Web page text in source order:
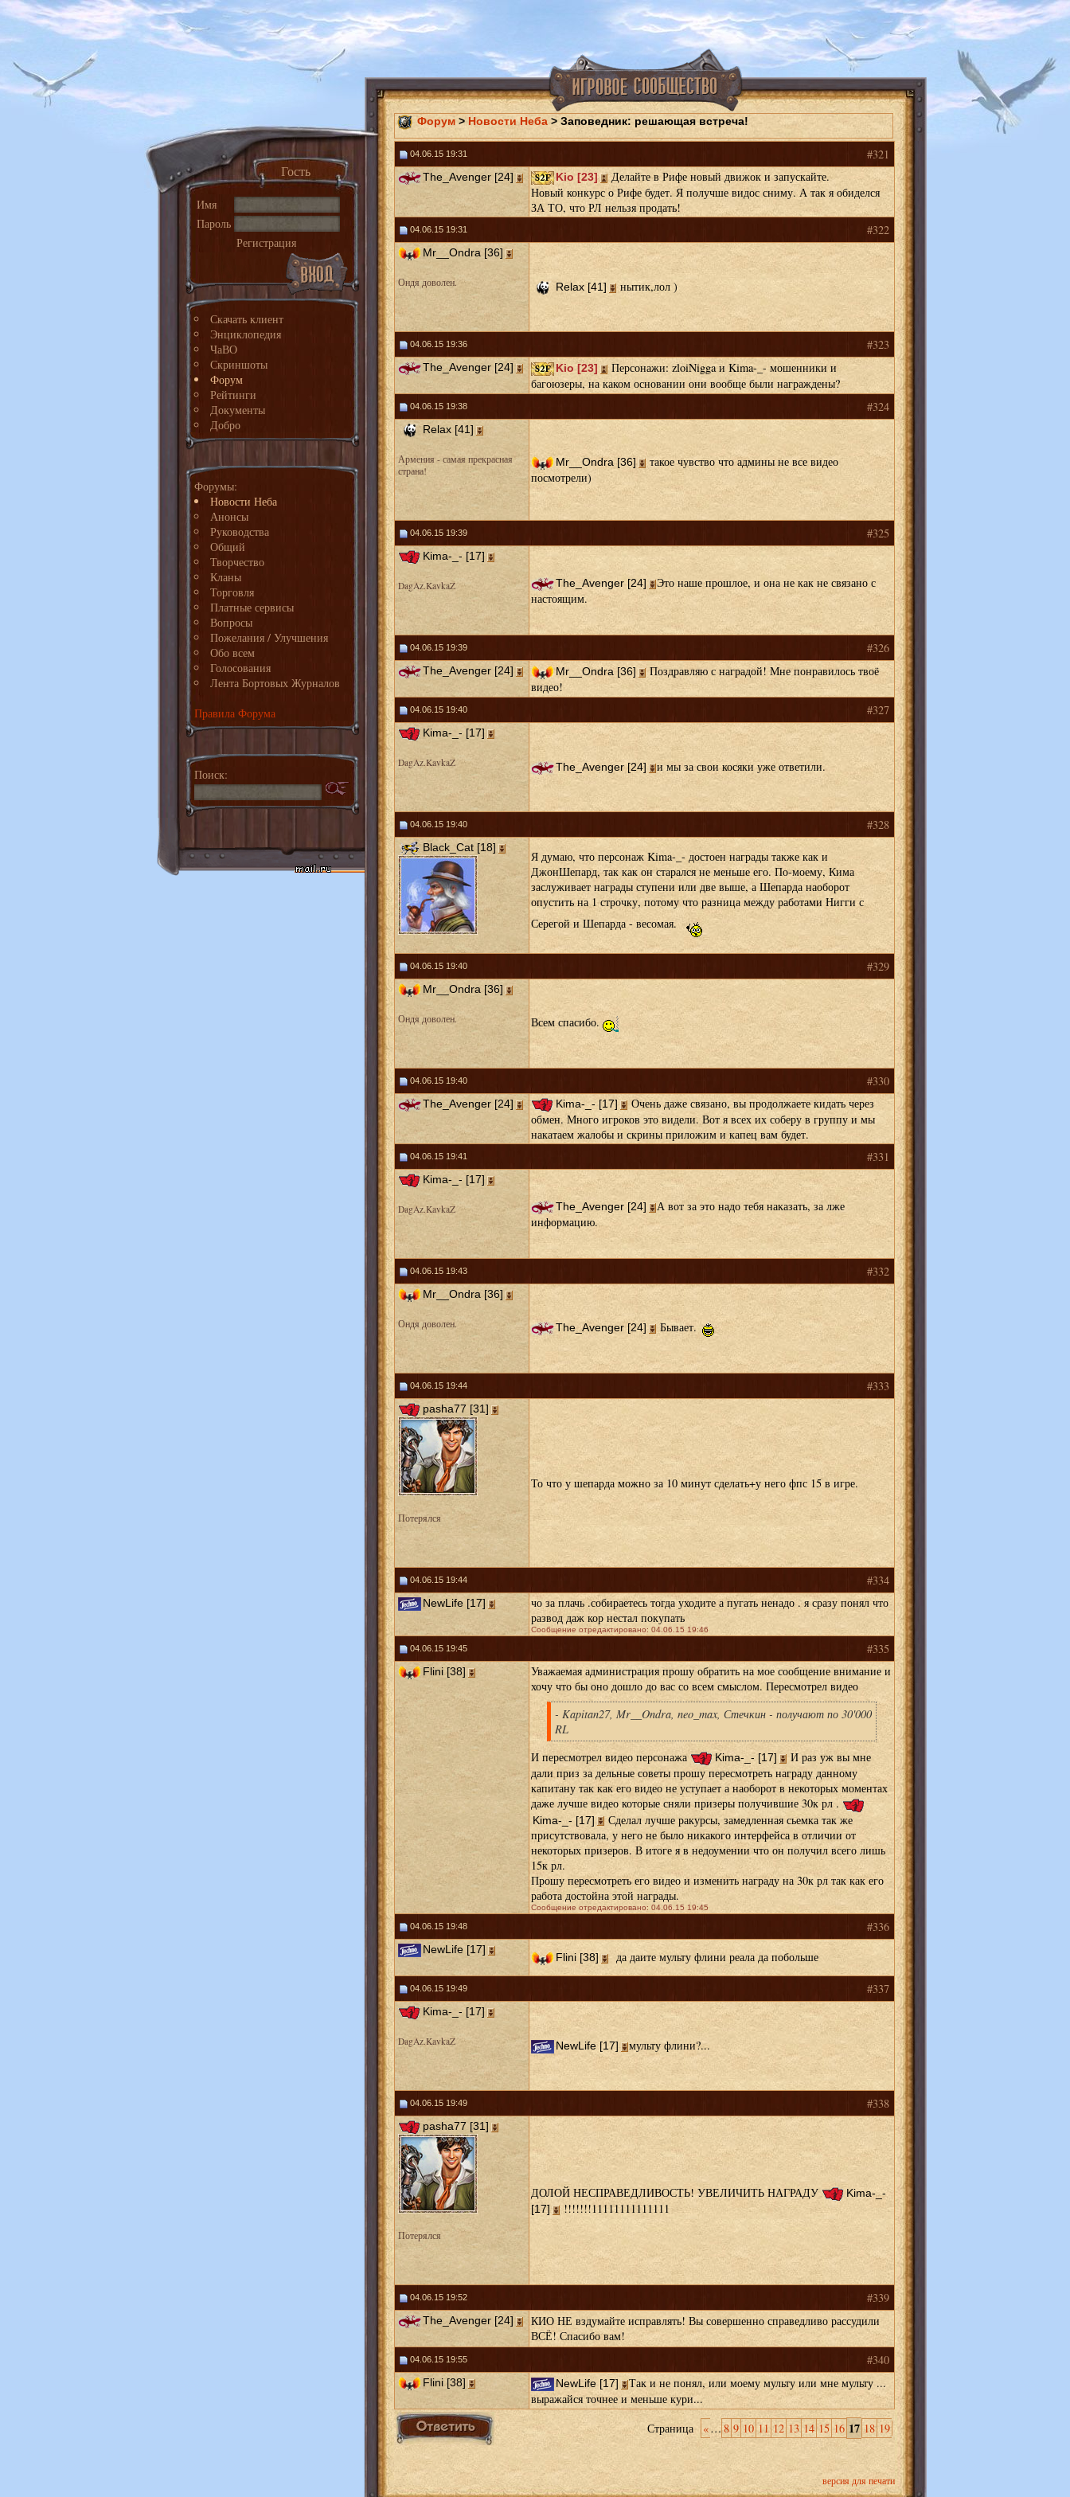
Гость
Имя
Пароль
Регистрация
Скачать клиент
Энциклопедия
ЧаВО
Скриншоты
Форум
Рейтинги
Документы
Добро
Форумы:
Новости Неба
Анонсы
Руководства
Общий
Творчество
Кланы
Торговля
Платные сервисы
Вопросы
Пожелания / Улучшения
Обо всем
Голосования
Лента Бортовых Журналов
Правила Форума
Поиск:
Форум> Новости Неба> Заповедник: решающая встреча!
04.06.15 19:31 #321
The_Avenger [24] Kio [23]
Делайте в Рифе новый движок и запускайте.
Новый конкурс о Рифе будет. Я получше видос сниму. А так я обиделся
ЗА ТО, что РЛ нельзя продать!
04.06.15 19:31 #322
Mr__Ondra [36]
Ондя доволен. Relax [41] нытик,лол )
04.06.15 19:36 #323
The_Avenger [24] Kio [23]
Персонажи: zloiNigga и Kima-_- мошенники и
багоюзеры, на каком основании они вообще были награждены?
04.06.15 19:38 #324
Relax [41]
Армения - самая прекрасная
страна!
Mr__Ondra [36]
такое чувство что админы не все видео
посмотрели)
04.06.15 19:39 #325
Kima-_- [17]
DagAz.KavkaZ The_Avenger [24]
Это наше прошлое, и она не как не связано с
настоящим.
04.06.15 19:39 #326
The_Avenger [24] Mr__Ondra [36]
Поздравляю с наградой! Мне понравилось твоё
видео!
04.06.15 19:40 #327
Kima-_- [17]
DagAz.KavkaZ The_Avenger [24] и мы за свои косяки уже ответили.
04.06.15 19:40 #328
Black_Cat [18]
Я думаю, что персонаж Kima-_- достоен награды также как и
ДжонШепард, так как он старался не меньше его. По-моему, Кима
заслуживает награды ступени или две выше, а Шепарда наоборот
опустить на 1 строчку, потому что разница между работами Нигги с
Серегой и Шепарда - весомая.
04.06.15 19:40 #329
Mr__Ondra [36]
Ондя доволен. Всем спасибо.
04.06.15 19:40 #330
The_Avenger [24] Kima-_- [17]
Очень даже связано, вы продолжаете кидать через
обмен. Много игроков это видели. Вот я всех их соберу в группу и мы
накатаем жалобы и скрины приложим и капец вам будет.
04.06.15 19:41 #331
Kima-_- [17]
DagAz.KavkaZ The_Avenger [24]
А вот за это надо тебя наказать, за лже
информацию.
04.06.15 19:43 #332
Mr__Ondra [36]
Ондя доволен. The_Avenger [24] Бывает.
04.06.15 19:44 #333
pasha77 [31]
Потерялся
То что у шепарда можно за 10 минут сделать+у него фпс 15 в игре.
04.06.15 19:44 #334
NewLife [17]
чо за плачь .собираетесь тогда уходите а пугать ненадо . я сразу понял что
развод даж кор нестал покупать
Сообщение отредактировано: 04.06.15 19:46
04.06.15 19:45 #335
Flini [38]
Уважаемая администрация прошу обратить на мое сообщение внимание и
хочу что бы оно дошло до вас со всем смыслом. Пересмотрел видео
- Kapitan27, Mr__Ondra, neo_max, Стечкин - получают по 30'000
RL
И пересмотрел видео персонажа
Kima-_- [17]
И раз уж вы мне
дали приз за дельные советы прошу пересмотреть награду данному
капитану так как его видео не уступает а наоборот в некоторых моментах
даже лучше видео которые сняли призеры получившие 30к рл .
Kima-_- [17]
Сделал лучше ракурсы, замедленная сьемка так же
присутствовала, у него не было никакого интерфейса в отличии от
некоторых призеров. В итоге я в недоумении что он получил всего лишь
15к рл.
Прошу пересмотреть его видео и изменить награду на 30к рл так как его
работа достойна этой награды.
Сообщение отредактировано: 04.06.15 19:45
04.06.15 19:48 #336
NewLife [17]
Flini [38] да даите мульту флини реала да побольше
04.06.15 19:49 #337
Kima-_- [17]
DagAz.KavkaZ NewLife [17] мульту флини?...
04.06.15 19:49 #338
pasha77 [31]
Потерялся
ДОЛОЙ НЕСПРАВЕДЛИВОСТЬ! УВЕЛИЧИТЬ НАГРАДУ
Kima-_-
[17]
!!!!!!!11111111111111
04.06.15 19:52 #339
The_Avenger [24]
КИО НЕ вздумайте исправлять! Вы совершенно справедливо рассудили
ВСЁ! Спасибо вам!
04.06.15 19:55 #340
Flini [38] NewLife [17]
Так и не понял, или моему мульту или мне мульту ...
выражайся точнее и меньше кури...
Страница «… 8 9 10 11 12 13 14 15 16 17 18 19
версия для печати